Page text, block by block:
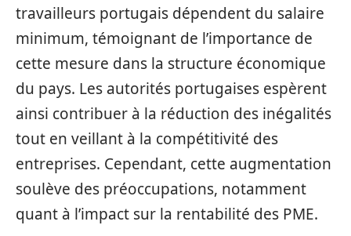
travailleurs portugais dépendent du salaire
minimum, témoignant de l’importance de
cette mesure dans la structure économique
du pays. Les autorités portugaises espèrent
ainsi contribuer à la réduction des inégalités
tout en veillant à la compétitivité des
entreprises. Cependant, cette augmentation
soulève des préoccupations, notamment
quant à l’impact sur la rentabilité des PME.